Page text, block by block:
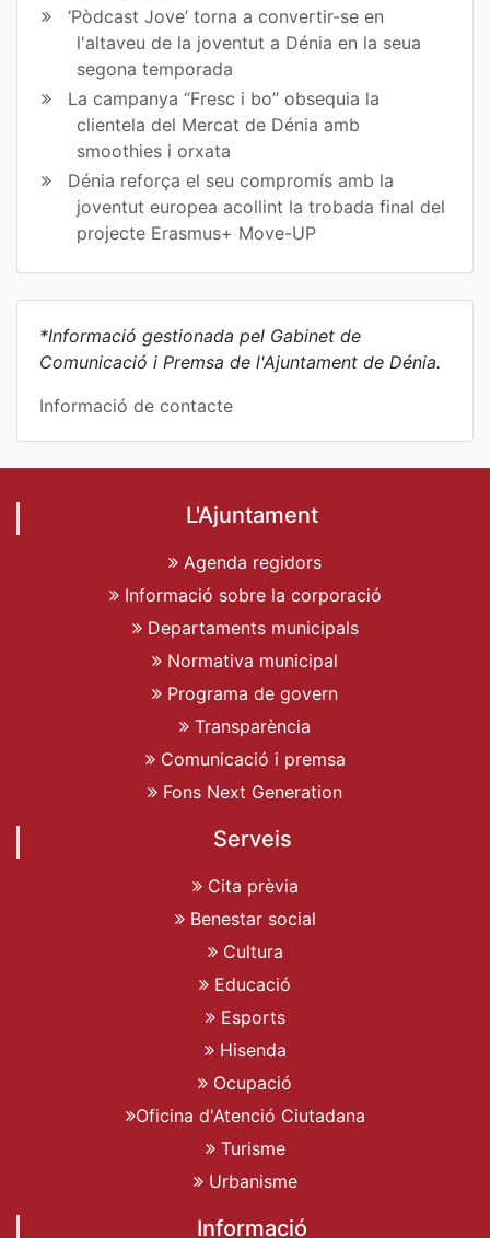
‘Pòdcast Jove’ torna a convertir-se en
l'altaveu de la joventut a Dénia en la seua
segona temporada
La campanya “Fresc i bo” obsequia la
clientela del Mercat de Dénia amb
smoothies i orxata
Dénia reforça el seu compromís amb la
joventut europea acollint la trobada final del
projecte Erasmus+ Move-UP
*Informació gestionada pel Gabinet de
Comunicació i Premsa de l'Ajuntament de Dénia.
Informació de contacte
L'Ajuntament
Agenda regidors
Informació sobre la corporació
Departaments municipals
Normativa municipal
Programa de govern
Transparència
Comunicació i premsa
Fons Next Generation
Serveis
Cita prèvia
Benestar social
Cultura
Educació
Esports
Hisenda
Ocupació
Oficina d'Atenció Ciutadana
Turisme
Urbanisme
Informació